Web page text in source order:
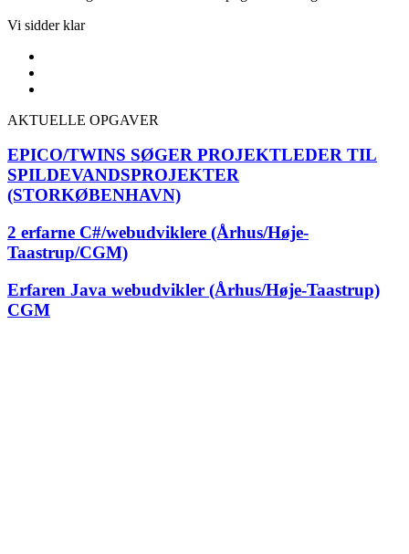
Vi sidder klar
AKTUELLE OPGAVER
EPICO/TWINS SØGER PROJEKTLEDER TIL
SPILDEVANDSPROJEKTER
(STORKØBENHAVN)
2 erfarne C#/webudviklere (Århus/Høje-
Taastrup/CGM)
Erfaren Java webudvikler (Århus/Høje-Taastrup)
CGM